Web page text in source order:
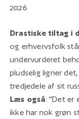
2026.
Drastiske tiltag i
og erhvervsfolk
undervurderet
pludselig ligner
tredjedele af sit
Læs også: "Det er
ikke har nok grøn